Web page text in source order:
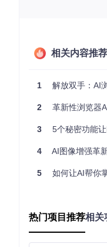
效率飞跃：将原
成本降低 ：减少
该技术特别适合三
小时级缩短至分钟
技术原理：智
graph TD
A[任务解析引擎
B -->|动态调整
相关内容推荐
1 解放双手：AI
2 革新性浏览器
3 5个秘密功能让
4 AI图像增强革
5 如何让AI帮你
热门项目推荐相关